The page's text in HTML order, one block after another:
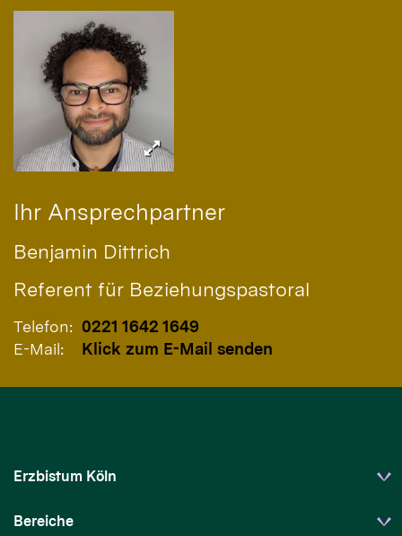
Ihr Ansprechpartner
Benjamin Dittrich
Referent für Beziehungspastoral
Telefon: 0221 1642 1649
E-Mail:
Klick zum E-Mail senden
Erzbistum Köln
Bereiche